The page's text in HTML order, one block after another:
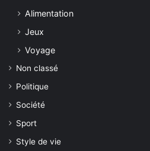
Alimentation
Jeux
Voyage
Non classé
Politique
Société
Sport
Style de vie